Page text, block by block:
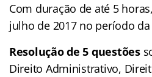
Com duração de até 5
julho de 2017 no período
Resolução de 5 questões
Direito Administrativo,